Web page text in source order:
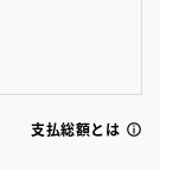
支払総額とは